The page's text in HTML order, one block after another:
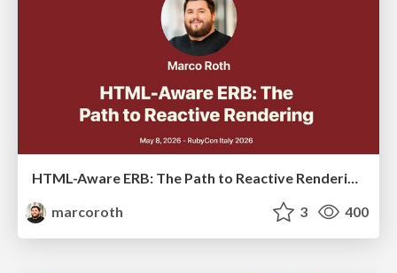
HTML-Aware ERB: The Path to Reactive Rendering @ RubyCon 2026, Rimini, Italy
marcoroth
3 400